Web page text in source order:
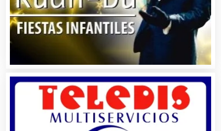
Alquiler de Autos
Alquiler de Equipos para Fiestas
Alquiler de Sillas y Mesas
Alquiler de Trajes de Etiqueta